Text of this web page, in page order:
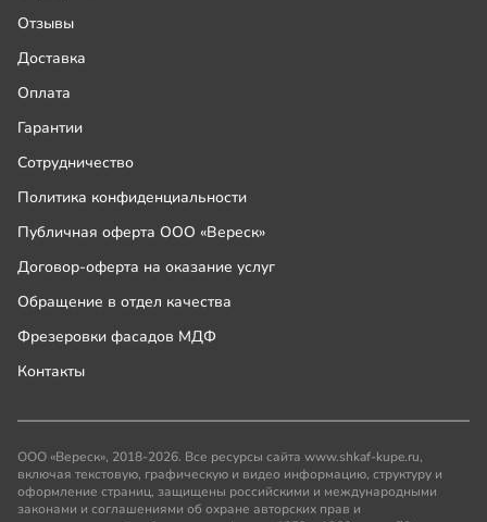
Отзывы
Доставка
Оплата
Гарантии
Сотрудничество
Политика конфиденциальности
Публичная оферта ООО «Вереск»
Договор-оферта на оказание услуг
Обращение в отдел качества
Фрезеровки фасадов МДФ
Контакты
ООО «Вереск», 2018-2026. Все ресурсы сайта www.shkaf-kupe.ru,
включая текстовую, графическую и видео информацию, структуру и
оформление страниц, защищены российскими и международными
законами и соглашениями об охране авторских прав и